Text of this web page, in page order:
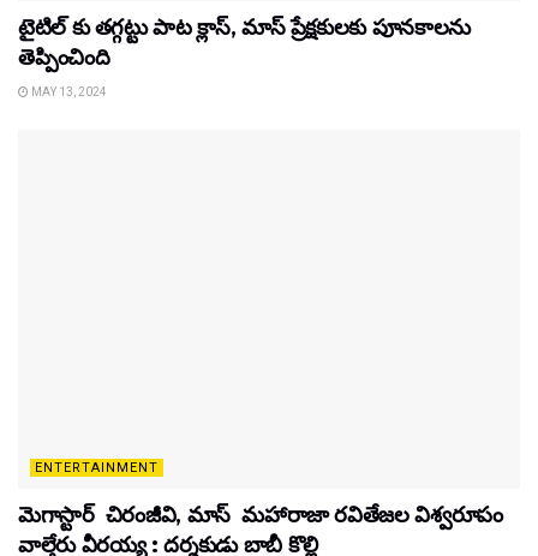
టైటిల్‌ కు తగ్గట్టు పాట క్లాస్, మాస్ ప్రేక్షకులకు పూనకాలను
తెప్పించింది
MAY 13, 2024
ENTERTAINMENT
మెగాస్టార్ చిరంజీవి, మాస్ మహారాజా రవితేజల విశ్వరూపం
వాల్తేరు వీరయ్య : దర్శకుడు బాబీ కొల్లి